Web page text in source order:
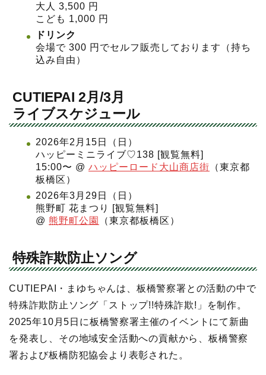
大人 3,500 円
こども 1,000 円
ドリンク
会場で 300 円でセルフ販売しております（持ち
込み自由）
CUTIEPAI 2月/3月
ライブスケジュール
2026年2月15日（日）
ハッピーミニライブ♡138 [観覧無料]
15:00〜 @ ハッピーロード大山商店街 （東京都
板橋区）
2026年3月29日（日）
熊野町 花まつり [観覧無料]
@ 熊野町公園 （東京都板橋区）
特殊詐欺防止ソング
CUTIEPAI・まゆちゃんは、板橋警察署との活動の中で
特殊詐欺防止ソング「ストップ!!特殊詐欺!」を制作。
2025年10月5日に板橋警察署主催のイベントにて新曲
を発表し、その地域安全活動への貢献から、板橋警察
署および板橋防犯協会より表彰された。